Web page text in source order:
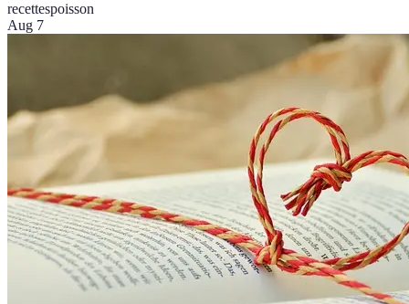
recettespoisson
Aug 7